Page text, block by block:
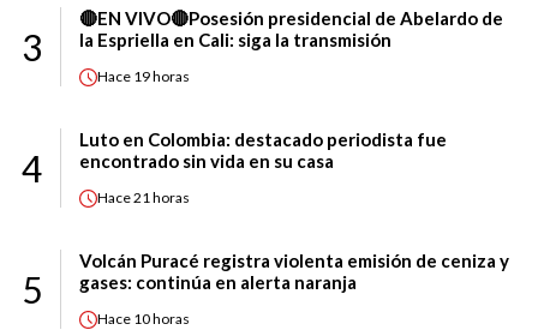
3
🔴EN VIVO🔴Posesión presidencial de Abelardo de
la Espriella en Cali: siga la transmisión
Hace 19 horas
4
Luto en Colombia: destacado periodista fue
encontrado sin vida en su casa
Hace21 horas
5
Volcán Puracé registra violenta emisión de ceniza y
gases: continúa en alerta naranja
Hace 10 horas